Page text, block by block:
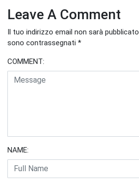
Leave A Comment
Il tuo indirizzo email non sarà pubblicato.
sono contrassegnati *
COMMENT:
NAME: